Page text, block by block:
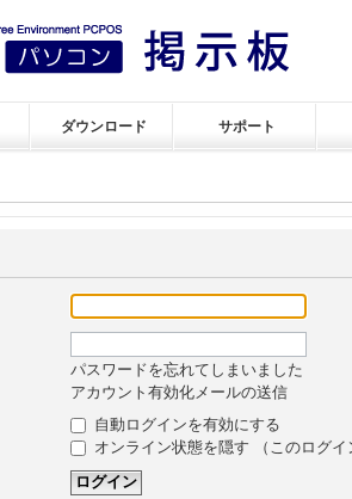
ダウンロード サポート
パスワードを忘れてしまいました
アカウント有効化メールの送信
自動ログインを有効にする
オンライン状態を隠す （このログ